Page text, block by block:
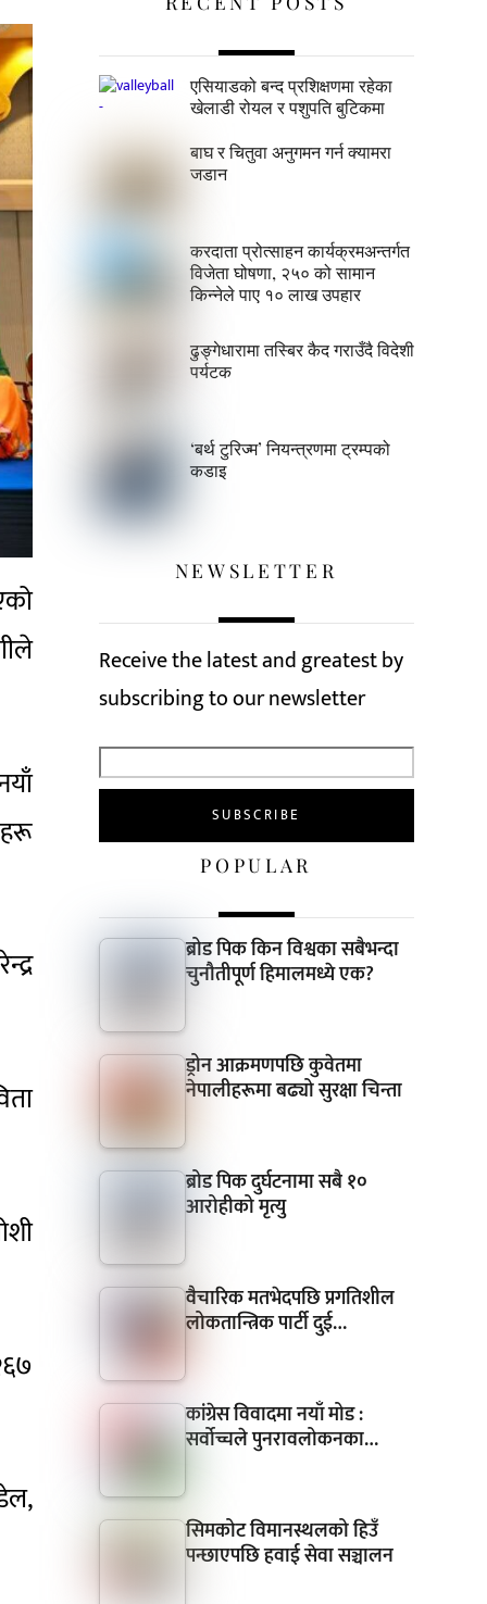
एसियाडको बन्द प्रशिक्षणमा रहेका
खेलाडी रोयल र पशुपति बुटिकमा
बाघ र चितुवा अनुगमन गर्न क्यामरा
जडान
करदाता प्रोत्साहन कार्यक्रमअन्तर्गत
विजेता घोषणा, २५० को सामान
किन्नेले पाए १० लाख उपहार
ढुङ्गेधारामा तस्बिर कैद गराउँदै विदेशी
पर्यटक
‘बर्थ टुरिज्म’ नियन्त्रणमा ट्रम्पको
कडाइ
NEWSLETTER
Receive the latest and greatest by
subscribing to our newsletter
POPULAR
ब्रोड पिक किन विश्वका सबैभन्दा
चुनौतीपूर्ण हिमालमध्ये एक?
ड्रोन आक्रमणपछि कुवेतमा
नेपालीहरूमा बढ्यो सुरक्षा चिन्ता
ब्रोड पिक दुर्घटनामा सबै १०
आरोहीको मृत्यु
वैचारिक मतभेदपछि प्रगतिशील
लोकतान्त्रिक पार्टी दुई…
कांग्रेस विवादमा नयाँ मोड :
सर्वोच्चले पुनरावलोकनका…
सिमकोट विमानस्थलको हिउँ
पन्छाएपछि हवाई सेवा सञ्चालन